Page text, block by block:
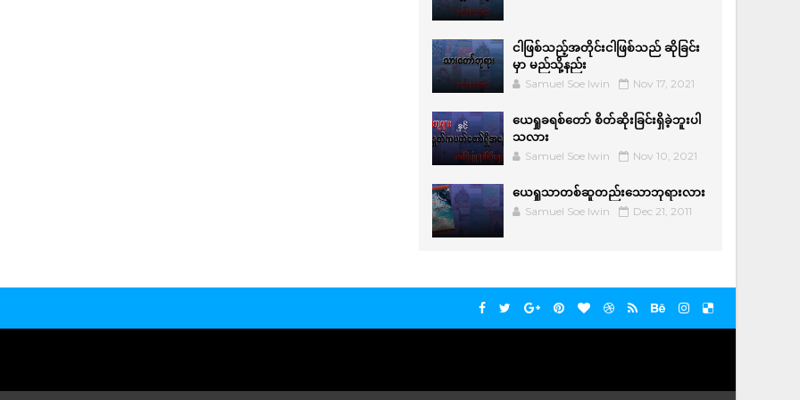
ငါဖြစ်သည့်အတိုင်းငါဖြစ်သည် ဆိုခြင်း
မှာ မည်သို့နည်း
Samuel Soe lwin Nov 17, 2021
ယေရှုခရစ်တော် စိတ်ဆိုးခြင်းရှိခဲ့ဘူးပါ
သလား
Samuel Soe lwin Nov 10, 2021
ယေရှုသာတစ်ဆူတည်းသောဘုရားလား
Samuel Soe lwin Dec 21, 2011